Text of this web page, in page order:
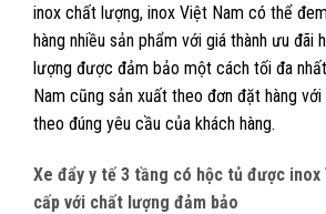
inox chất lượng, inox Việt Nam có thể
hàng nhiều sản phẩm với giá thành ưu đãi
lượng được đảm bảo một cách tối đa
Nam cũng sản xuất theo đơn đặt hàng
theo đúng yêu cầu của khách hàng.
Xe đẩy y tế 3 tầng có hộc tủ được inox
cấp với chất lượng đảm bảo